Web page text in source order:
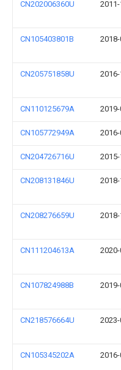
CN202006360U
CN105403801B 2018-
CN205751858U
CN110125679A
CN105772949A
CN204726716U
CN208131846U
CN208276659U
CN111204613A
CN107824988B
CN218576664U
CN105345202A